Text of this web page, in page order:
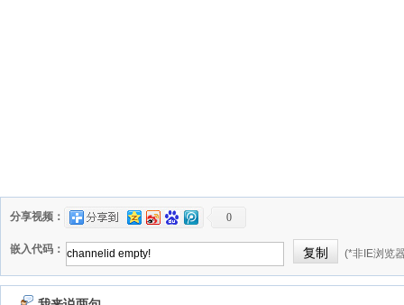
分享视频： 0
嵌入代码： (*非IE浏览